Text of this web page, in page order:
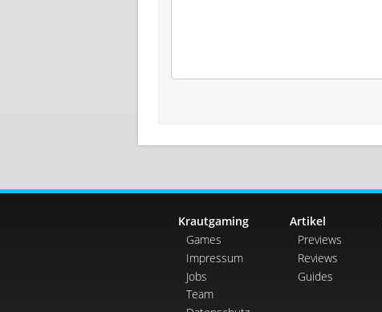
Krautgaming
Games
Impressum
Jobs
Team
Artikel
Previews
Reviews
Guides